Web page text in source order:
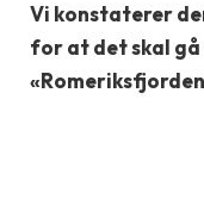
Vi konstaterer
for at det skal gå